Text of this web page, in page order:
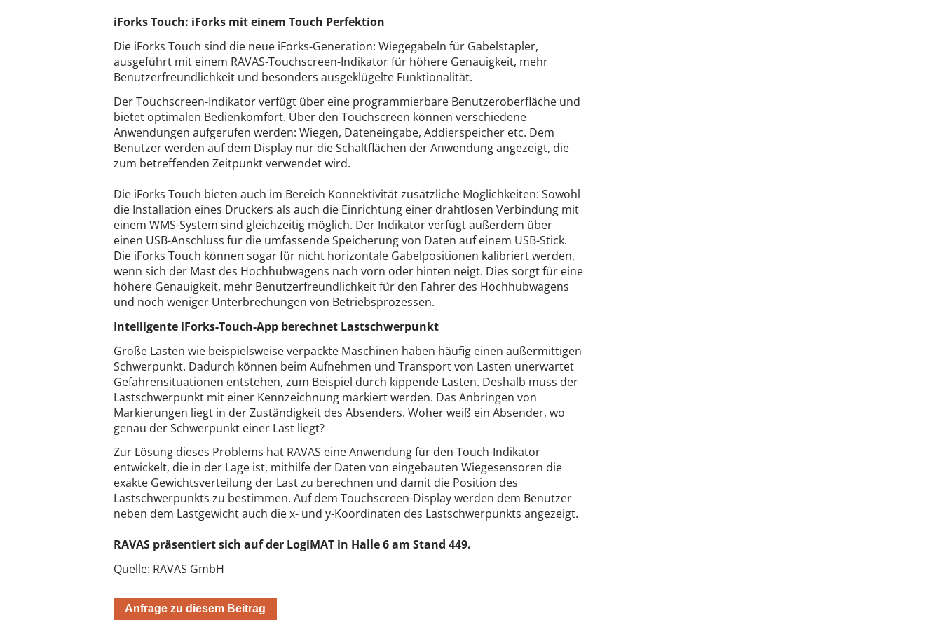
iForks Touch: iForks mit einem Touch Perfektion
Die iForks Touch sind die neue iForks-Generation: Wiegegabeln für Gabelstapler,
ausgeführt mit einem RAVAS-Touchscreen-Indikator für höhere Genauigkeit, mehr
Benutzerfreundlichkeit und besonders ausgeklügelte Funktionalität.
Der Touchscreen-Indikator verfügt über eine programmierbare Benutzeroberfläche und
bietet optimalen Bedienkomfort. Über den Touchscreen können verschiedene
Anwendungen aufgerufen werden: Wiegen, Dateneingabe, Addierspeicher etc. Dem
Benutzer werden auf dem Display nur die Schaltflächen der Anwendung angezeigt, die
zum betreffenden Zeitpunkt verwendet wird.
Die iForks Touch bieten auch im Bereich Konnektivität zusätzliche Möglichkeiten: Sowohl
die Installation eines Druckers als auch die Einrichtung einer drahtlosen Verbindung mit
einem WMS-System sind gleichzeitig möglich. Der Indikator verfügt außerdem über
einen USB-Anschluss für die umfassende Speicherung von Daten auf einem USB-Stick.
Die iForks Touch können sogar für nicht horizontale Gabelpositionen kalibriert werden,
wenn sich der Mast des Hochhubwagens nach vorn oder hinten neigt. Dies sorgt für eine
höhere Genauigkeit, mehr Benutzerfreundlichkeit für den Fahrer des Hochhubwagens
und noch weniger Unterbrechungen von Betriebsprozessen.
Intelligente iForks-Touch-App berechnet Lastschwerpunkt
Große Lasten wie beispielsweise verpackte Maschinen haben häufig einen außermittigen
Schwerpunkt. Dadurch können beim Aufnehmen und Transport von Lasten unerwartet
Gefahrensituationen entstehen, zum Beispiel durch kippende Lasten. Deshalb muss der
Lastschwerpunkt mit einer Kennzeichnung markiert werden. Das Anbringen von
Markierungen liegt in der Zuständigkeit des Absenders. Woher weiß ein Absender, wo
genau der Schwerpunkt einer Last liegt?
Zur Lösung dieses Problems hat RAVAS eine Anwendung für den Touch-Indikator
entwickelt, die in der Lage ist, mithilfe der Daten von eingebauten Wiegesensoren die
exakte Gewichtsverteilung der Last zu berechnen und damit die Position des
Lastschwerpunkts zu bestimmen. Auf dem Touchscreen-Display werden dem Benutzer
neben dem Lastgewicht auch die x- und y-Koordinaten des Lastschwerpunkts angezeigt.
RAVAS präsentiert sich auf der LogiMAT in Halle 6 am Stand 449.
Quelle: RAVAS GmbH
Anfrage zu diesem Beitrag